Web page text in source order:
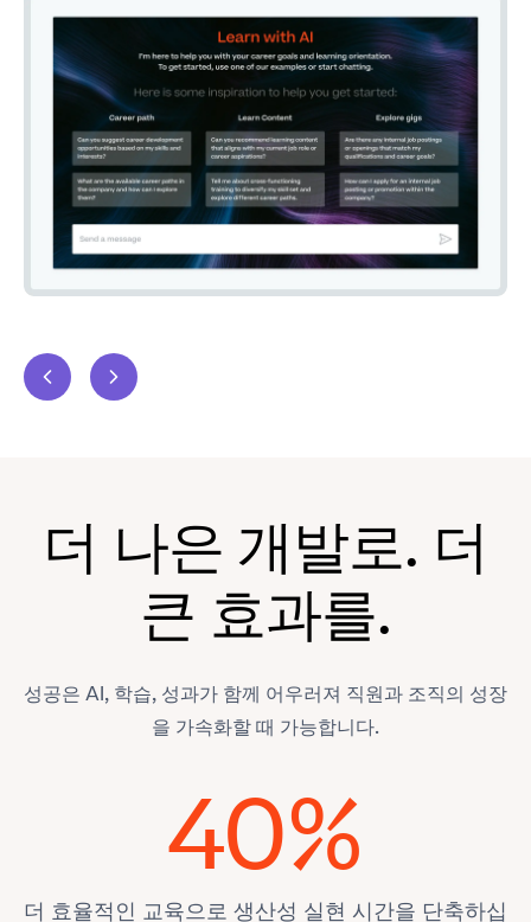
더 나은 개발로. 더
큰 효과를.
성공은 AI, 학습, 성과가 함께 어우러져 직원과 조직의 성장
을 가속화할 때 가능합니다.
40%
더 효율적인 교육으로 생산성 실현 시간을 단축하십